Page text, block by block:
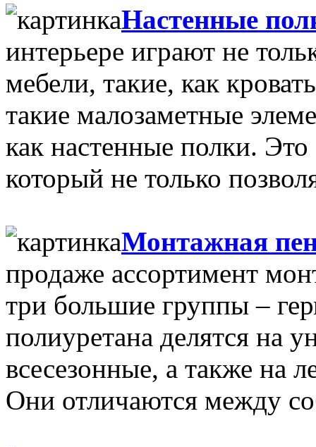
Настенные
интерьере играют не
мебели, такие, как
такие малозаметные
как настенные полки.
который не только
Монтажная
продаже ассортимент
три большие группы –
полиуретана делятся на
всесезонные, а также на
Они отличаются между